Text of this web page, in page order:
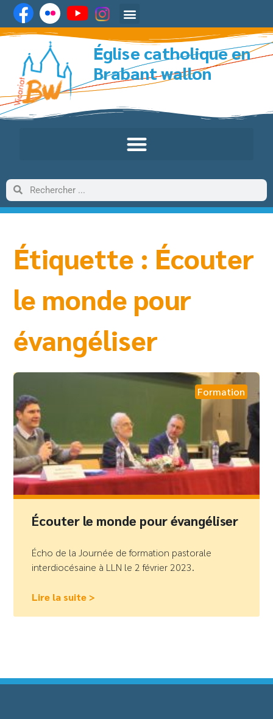
Église catholique en
Brabant wallon
Étiquette : Écouter
le monde pour
évangéliser
Formation
Écouter le monde pour évangéliser
Écho de la Journée de formation pastorale
interdiocésaine à LLN le 2 février 2023.
Lire la suite >